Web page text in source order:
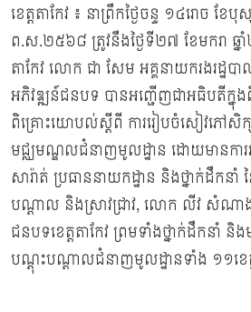
ខេត្តតាកែវ ៖ នាព្រឹកថ្ងៃចន្ទ ១៤រោច ខែ
ព.ស.២៥៦៨ ត្រូវនឹងថ្ងៃទី២៧ ខែមករា ឆ្ន
តាកែវ លោក ជា សែម អគ្គនាយករងរដ្ឋប
អភិវឌ្ឍន៍ជនបទ បានអញ្ជើញជាអធិបតីក្នុ
ពិគ្រោះយោបល់ស្តីពី ការរៀបចំសៀវភៅសិ
មជ្ឈមណ្ឌលជំនាញមូលដ្ឋាន ដោយមានក
សារ៉ាត់ ប្រធាននាយកដ្ឋាន និងថ្នាក់ដឹកនាំ
បណ្ដាល និងស្រាវជ្រាវ, លោក លីវ សំណាង
ជនបទខេត្តតាកែវ ព្រមទាំងថ្នាក់ដឹកនាំ
បណ្ដុះបណ្ដាលជំនាញមូលដ្ឋានទាំង ១១ខ